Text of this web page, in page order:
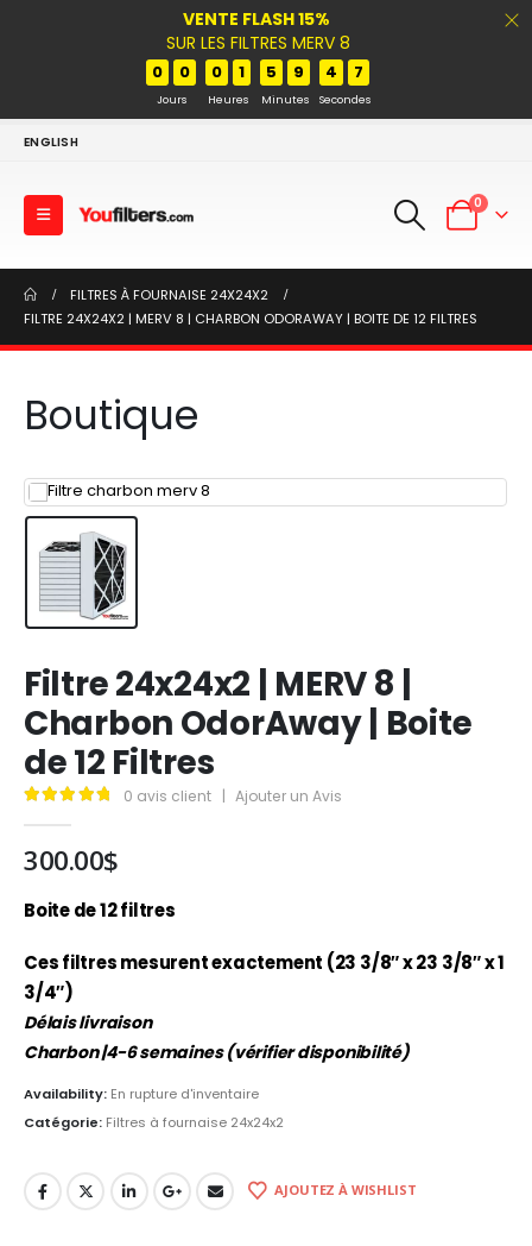
VENTE FLASH 15%
SUR LES FILTRES MERV 8
0 0
Jours
0 1
Heures
5 9
Minutes
4 7
Secondes
ENGLISH
0
FILTRES À FOURNAISE 24X24X2
FILTRE 24X24X2 | MERV 8 | CHARBON ODORAWAY | BOITE DE 12 FILTRES
Boutique
Filtre 24x24x2 | MERV 8 |
Charbon OdorAway | Boite
de 12 Filtres
0 avis client Ajouter un Avis
300.00$
Boite de 12 filtres
Ces filtres mesurent exactement (23 3/8″ x 23 3/8″ x 1
3/4″)
Délais livraison
Charbon |4-6 semaines (vérifier disponibilité)
Availability: En rupture d'inventaire
Catégorie: Filtres à fournaise 24x24x2
AJOUTEZ À WISHLIST